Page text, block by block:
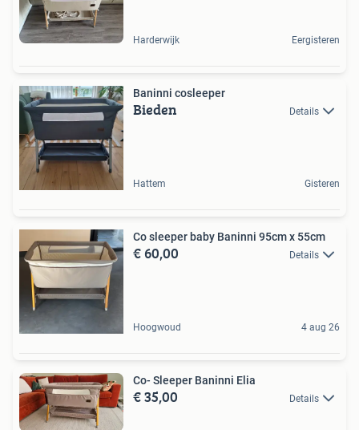
Harderwijk Eergisteren
Baninni cosleeper
Bieden Details
Hattem Gisteren
Co sleeper baby Baninni 95cm x 55cm
€ 60,00 Details
Hoogwoud 4 aug 26
Co- Sleeper Baninni Elia
€ 35,00 Details